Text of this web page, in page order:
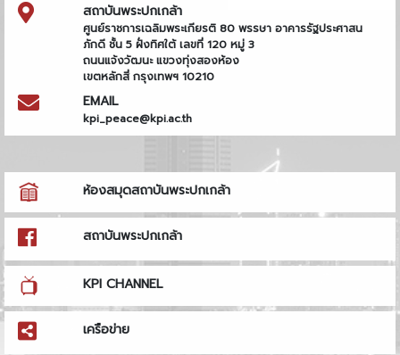
สถาบันพระปกเกล้า
ศูนย์ราชการเฉลิมพระเกียรติ 80 พรรษา อาคารรัฐประศาสน
ภักดี ชั้น 5 ฝั่งทิศใต้ เลขที่ 120 หมู่ 3
ถนนแจ้งวัฒนะ แขวงทุ่งสองห้อง
เขตหลักสี่ กรุงเทพฯ 10210
EMAIL
kpi_peace@kpi.ac.th
ห้องสมุดสถาบันพระปกเกล้า
สถาบันพระปกเกล้า
KPI CHANNEL
เครือข่าย